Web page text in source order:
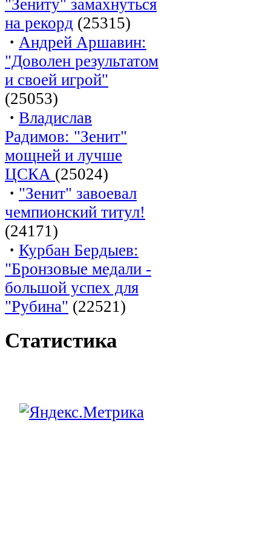
"Зениту" замахнуться
на рекорд (25315)
· Андрей Аршавин:
"Доволен результатом
и своей игрой"
(25053)
· Владислав
Радимов: "Зенит"
мощней и лучше
ЦСКА (25024)
· "Зенит" завоевал
чемпионский титул!
(24171)
· Курбан Бердыев:
"Бронзовые медали -
большой успех для
"Рубина" (22521)
Статистика